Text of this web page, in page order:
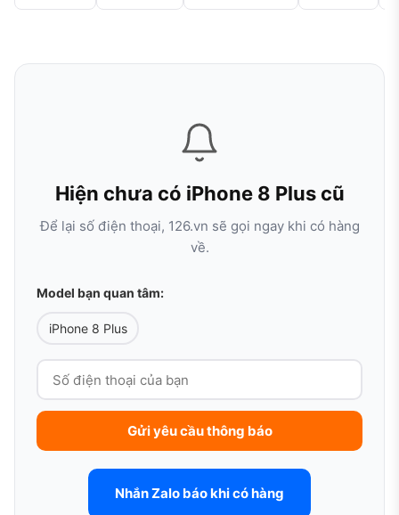
Hiện chưa có iPhone 8 Plus cũ
Để lại số điện thoại, 126.vn sẽ gọi ngay khi có hàng
về.
Model bạn quan tâm:
iPhone 8 Plus
Gửi yêu cầu thông báo
Nhắn Zalo báo khi có hàng